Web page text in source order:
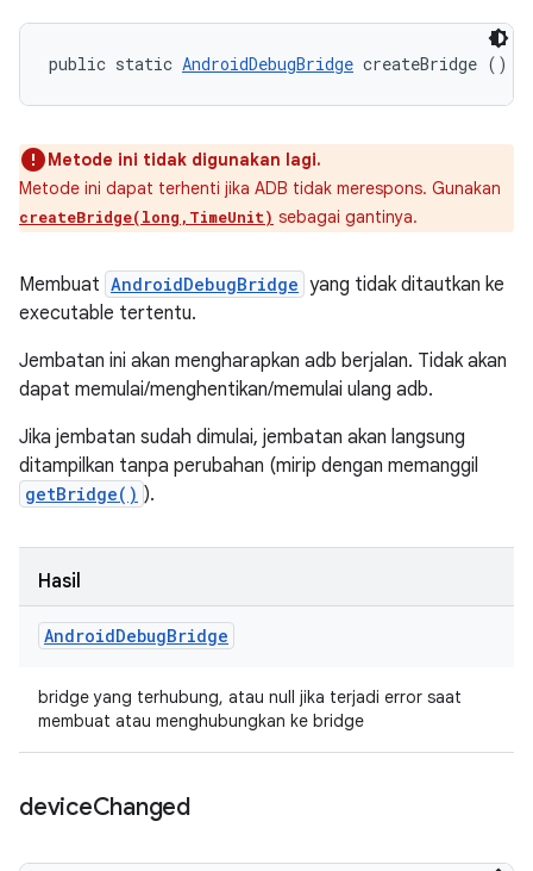
public static AndroidDebugBridge createBridge ()
Metode ini tidak digunakan lagi.
Metode ini dapat terhenti jika ADB tidak merespons. Gunakan
createBridge(long,TimeUnit) sebagai gantinya.
Membuat AndroidDebugBridge yang tidak ditautkan ke
executable tertentu.
Jembatan ini akan mengharapkan adb berjalan. Tidak akan
dapat memulai/menghentikan/memulai ulang adb.
Jika jembatan sudah dimulai, jembatan akan langsung
ditampilkan tanpa perubahan (mirip dengan memanggil
getBridge() ).
Hasil
AndroidDebugBridge
bridge yang terhubung, atau null jika terjadi error saat
membuat atau menghubungkan ke bridge
deviceChanged